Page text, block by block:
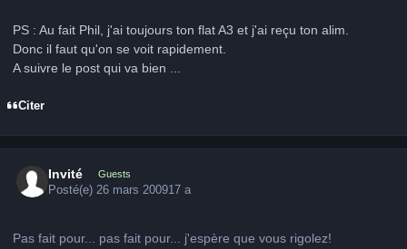
PS : Au fait Phil, j'ai toujours ton flat A3 et j'ai reçu ton alim.
Donc il faut qu'on se voit rapidement.
A suivre le post qui va bien ...
Citer
Invité Guests
Posté(e)26 mars 200917 a
Pas fait pour... pas fait pour... j'espère que vous rigolez!